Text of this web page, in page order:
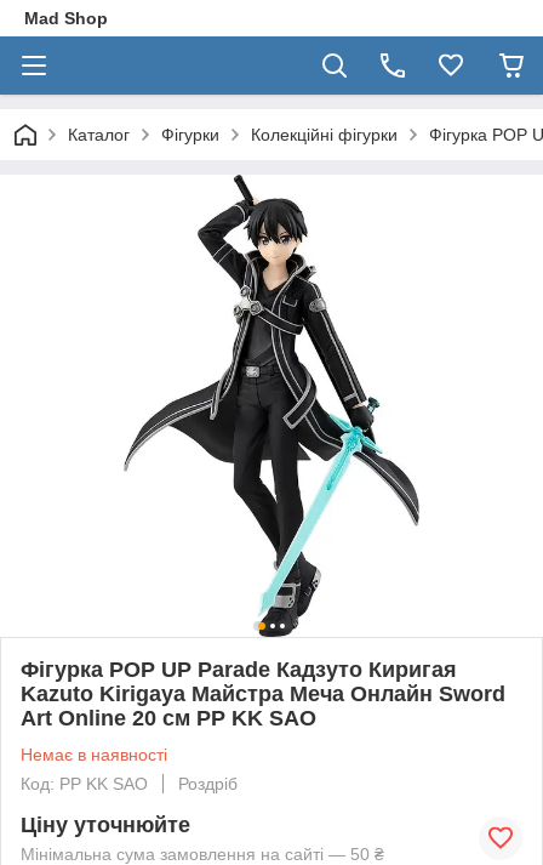
Mad Shop
Каталог Фігурки Колекційні фігурки Фігурка POP
Фігурка POP UP Parade Кадзуто Киригая
Kazuto Kirigaya Майстра Меча Онлайн Sword
Art Online 20 см PP KK SAO
Немає в наявності
Код: PP KK SAO
Роздріб
Ціну уточнюйте
Мінімальна сума замовлення на сайті — 50 ₴